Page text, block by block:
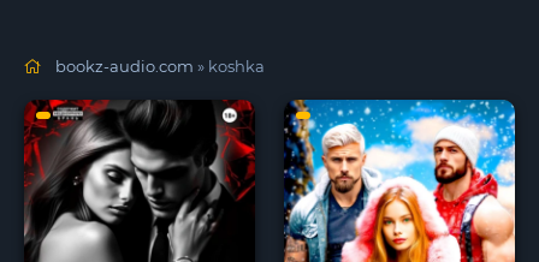
bookz-audio.com » koshka